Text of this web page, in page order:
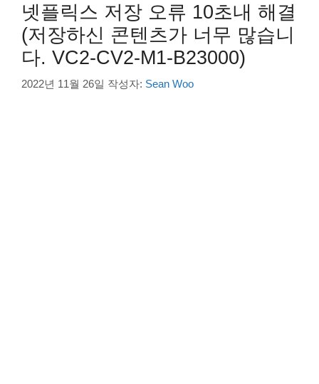
넷플릭스 저장 오류 10초내 해결
(저장하신 콘텐츠가 너무 많습니
다. VC2-CV2-M1-B23000)
2022년 11월 26일 작성자: Sean Woo